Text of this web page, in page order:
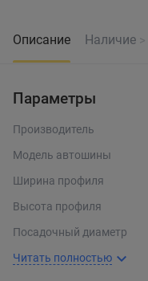
Описание Наличие
Параметры
Производитель
Модель автошины
Ширина профиля
Высота профиля
Посадочный диаметр
Читать полностью